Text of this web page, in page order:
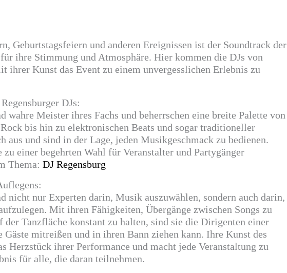
Geburtstagsfeiern und anderen Ereignissen ist der Soundtrack der
ihre Stimmung und Atmosphäre. Hier kommen die DJs von
ihrer Kunst das Event zu einem unvergesslichen Erlebnis zu
DJs:
wahre Meister ihres Fachs und beherrschen eine breite Palette von
bis hin zu elektronischen Beats und sogar traditioneller
aus und sind in der Lage, jeden Musikgeschmack zu bedienen.
einer begehrten Wahl für Veranstalter und Partygänger
Thema: DJ Regensburg
nicht nur Experten darin, Musik auszuwählen, sondern auch darin,
Mit ihren Fähigkeiten, Übergänge zwischen Songs zu
der Tanzfläche konstant zu halten, sind sie die Dirigenten einer
mitreißen und in ihren Bann ziehen kann. Ihre Kunst des
Herzstück ihrer Performance und macht jede Veranstaltung zu
für alle, die daran teilnehmen.